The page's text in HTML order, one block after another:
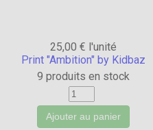
25,00 € l'unité
Print "Ambition" by Kidbaz
9 produits en stock
Ajouter au panier